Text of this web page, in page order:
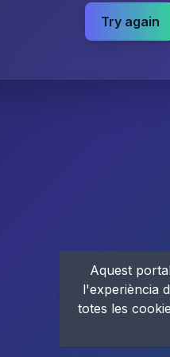
Try again
Aquest
l'experiència
totes les